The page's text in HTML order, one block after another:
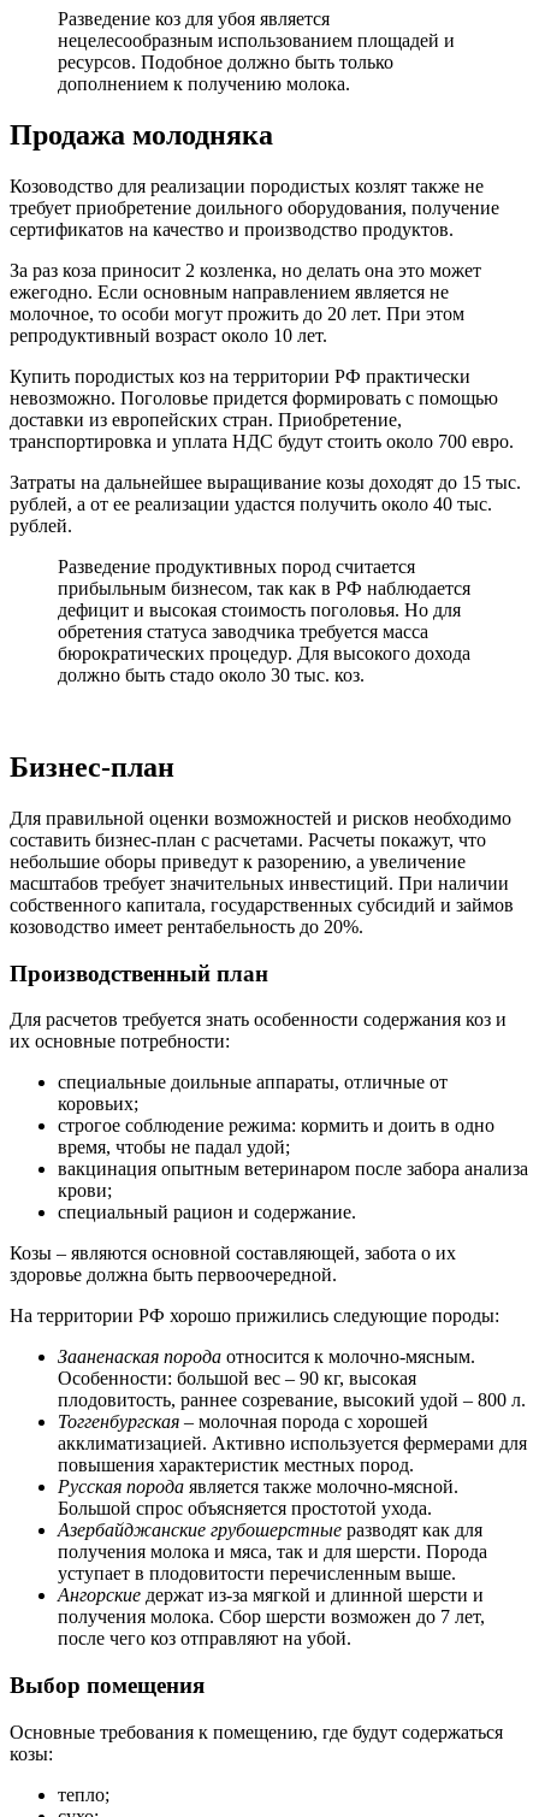
Разведение коз для убоя является
нецелесообразным использованием площадей и
ресурсов. Подобное должно быть только
дополнением к получению молока.
Продажа молодняка
Козоводство для реализации породистых козлят также не
требует приобретение доильного оборудования, получение
сертификатов на качество и производство продуктов.
За раз коза приносит 2 козленка, но делать она это может
ежегодно. Если основным направлением является не
молочное, то особи могут прожить до 20 лет. При этом
репродуктивный возраст около 10 лет.
Купить породистых коз на территории РФ практически
невозможно. Поголовье придется формировать с помощью
доставки из европейских стран. Приобретение,
транспортировка и уплата НДС будут стоить около 700 евро.
Затраты на дальнейшее выращивание козы доходят до 15 тыс.
рублей, а от ее реализации удастся получить около 40 тыс.
рублей.
Разведение продуктивных пород считается
прибыльным бизнесом, так как в РФ наблюдается
дефицит и высокая стоимость поголовья. Но для
обретения статуса заводчика требуется масса
бюрократических процедур. Для высокого дохода
должно быть стадо около 30 тыс. коз.
Бизнес-план
Для правильной оценки возможностей и рисков необходимо
составить бизнес-план с расчетами. Расчеты покажут, что
небольшие оборы приведут к разорению, а увеличение
масштабов требует значительных инвестиций. При наличии
собственного капитала, государственных субсидий и займов
козоводство имеет рентабельность до 20%.
Производственный план
Для расчетов требуется знать особенности содержания коз и
их основные потребности:
специальные доильные аппараты, отличные от
коровьих;
строгое соблюдение режима: кормить и доить в одно
время, чтобы не падал удой;
вакцинация опытным ветеринаром после забора анализа
крови;
специальный рацион и содержание.
Козы – являются основной составляющей, забота о их
здоровье должна быть первоочередной.
На территории РФ хорошо прижились следующие породы:
Зааненаская порода относится к молочно-мясным.
Особенности: большой вес – 90 кг, высокая
плодовитость, раннее созревание, высокий удой – 800 л.
Тоггенбургская – молочная порода с хорошей
акклиматизацией. Активно используется фермерами для
повышения характеристик местных пород.
Русская порода является также молочно-мясной.
Большой спрос объясняется простотой ухода.
Азербайджанские грубошерстные разводят как для
получения молока и мяса, так и для шерсти. Порода
уступает в плодовитости перечисленным выше.
Ангорские держат из-за мягкой и длинной шерсти и
получения молока. Сбор шерсти возможен до 7 лет,
после чего коз отправляют на убой.
Выбор помещения
Основные требования к помещению, где будут содержаться
козы:
тепло;